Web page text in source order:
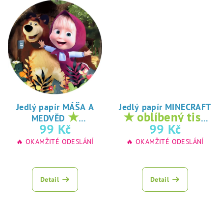
Jedlý papír MÁŠA A
MEDVĚD ★
oblíbený tisk na
jedlý papír
99 Kč
🔥 OKAMŽITÉ ODESLÁNÍ
Detail
Jedlý papír MINECRAFT
★ oblíbený tisk
na jedlý papír
99 Kč
🔥 OKAMŽITÉ ODESLÁNÍ
Detail